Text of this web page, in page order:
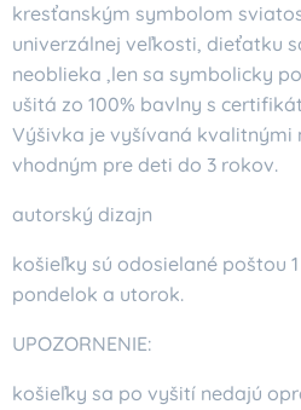
kresťanským symbolom
univerzálnej veľkosti, dieťatku
neoblieka ,len sa symbolicky
ušitá zo 100% bavlny s
Výšivka je vyšívaná
vhodným pre deti do 3 rokov.
autorský dizajn
košieľky sú odosielané poštou
pondelok a utorok.
UPOZORNENIE:
košieľky sa po vyšití nedajú